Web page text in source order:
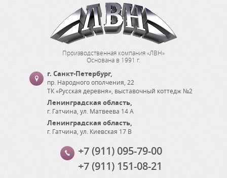
Производственная компания «ЛВН»
Основана в 1991 г.
г. Санкт-Петербург,
пр. Народного ополчения, 22
ТК «Русская деревня», выставочный коттедж №2
Ленинградская область,
г. Гатчина ул. Матвеева 14 А
Ленинградская область,
г. Гатчина ул. Киевская 17 В
+7 (911) 095-79-00
+7 (911) 151-08-21